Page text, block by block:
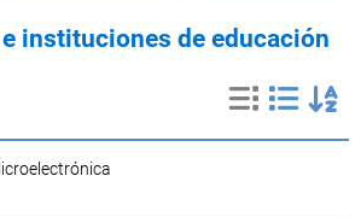
instituciones de educación